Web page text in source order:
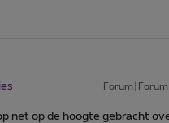
net op de hoogte gebracht